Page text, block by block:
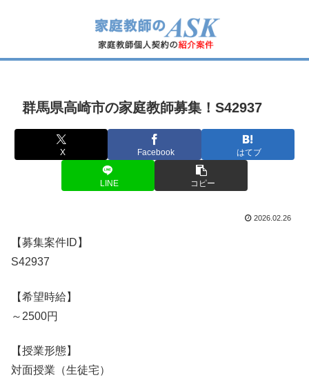
群馬県高崎市の家庭教師募集！S42937
X Facebook はてブ
LINE コピー
2026.02.26
【募集案件ID】
S42937
【希望時給】
～2500円
【授業形態】
対面授業（生徒宅）